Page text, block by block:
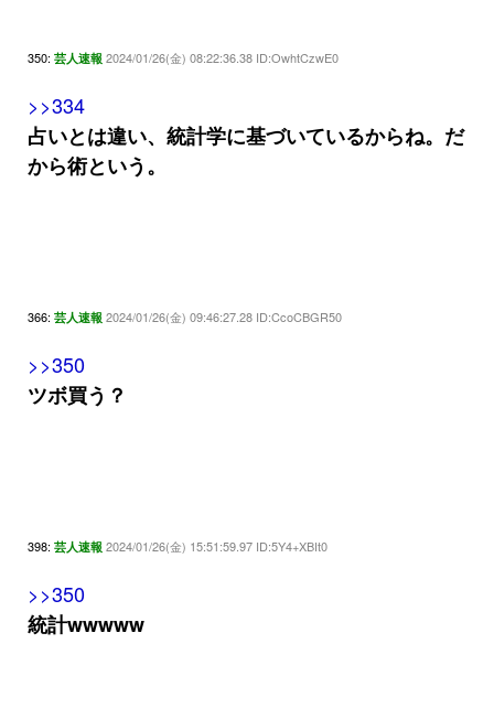
350: 芸人速報 2024/01/26(金) 08:22:36.38 ID:OwhtCzwE0
>>334
占いとは違い、統計学に基づいているからね。だ
から術という。
366: 芸人速報 2024/01/26(金) 09:46:27.28 ID:CcoCBGR50
>>350
ツボ買う？
398: 芸人速報 2024/01/26(金) 15:51:59.97 ID:5Y4+XBIt0
>>350
統計wwwww